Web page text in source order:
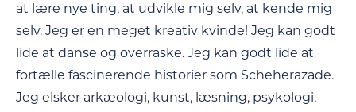
at lære nye ting, at udvikle mig selv, at kende mig
selv. Jeg er en meget kreativ kvinde! Jeg kan godt
lide at danse og overraske. Jeg kan godt lide at
fortælle fascinerende historier som Scheherazade.
Jeg elsker arkæologi, kunst, læsning, psykologi,